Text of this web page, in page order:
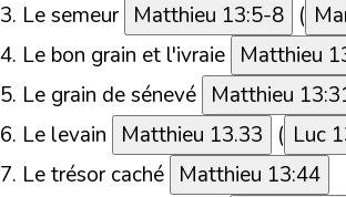
3. Le semeur Matthieu 13:5-8 (
4. Le bon grain et l'ivraie Matthieu
5. Le grain de sénevé Matthieu
6. Le levain Matthieu 13.33 ( Luc
7. Le trésor caché Matthieu 13:44